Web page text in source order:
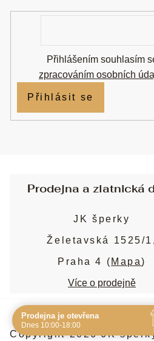
zpracováním osobních
Přihlásit se
Prodejna a zlatnická
JK šperky
Želetavská 1525/1,
Praha 4 ( Mapa)
Více o prodejně
Copyright 2026JK
Prodejna je otevřena
Dnes 10:00-18:00
Navštivte nás osobně